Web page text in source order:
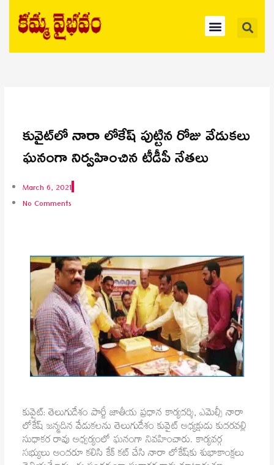
content
Menu
కువైట్‌లో నారా లోకేష్ పుట్టిన రోజు వేడుకలు
ఘనంగా నిర్వహించిన టీడీపీ నేతలు
March 6, 2021
No Comments
కువైట్: తెలుగుదేశం పార్టీ జాతీయ ప్రధాన కార్యదర్శి, ఎమెల్సీ నారా
లోకేష్ జన్మదిన వేడుకలను తెలుగుదేశం కువైట్ అధ్యక్షుడు కుదరవల్లి
సుధాకర రావు అధ్వర్యంలో ఘనంగా నివహించారు. కార్యవర్గ
సభ్యులు అందరూ కలిసి కేక్ కట్ చేసి నారా లోకేష్‌కు శుభాకాంక్షలు